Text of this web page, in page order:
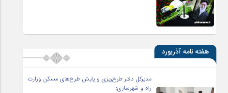
هفته نامه آذریورد
مدیرکل دفتر طرح‌ریزی و پایش طرح‌های مسکن وزارت
راه و شهرسازی: